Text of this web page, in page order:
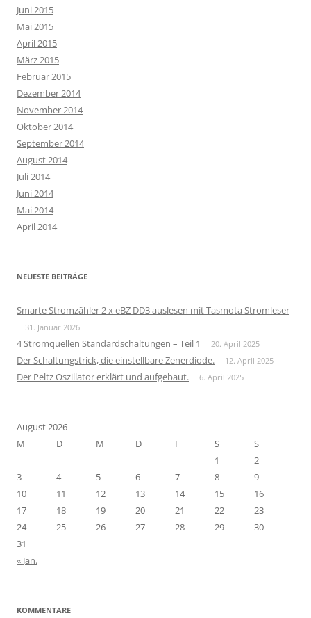
Juni 2015
Mai 2015
April 2015
März 2015
Februar 2015
Dezember 2014
November 2014
Oktober 2014
September 2014
August 2014
Juli 2014
Juni 2014
Mai 2014
April 2014
NEUESTE BEITRÄGE
Smarte Stromzähler 2 x eBZ DD3 auslesen mit Tasmota Stromleser
31. Januar 2026
4 Stromquellen Standardschaltungen – Teil 1 20. April 2025
Der Schaltungstrick, die einstellbare Zenerdiode. 12. April 2025
Der Peltz Oszillator erklärt und aufgebaut. 6. April 2025
August 2026
M
D M D F S
S
1
2
3
4 5 6 7 8
9
10
11 12 13 14 15
16
17
18 19 20 21 22
23
24
25 26 27 28 29
30
31
« Jan.
KOMMENTARE